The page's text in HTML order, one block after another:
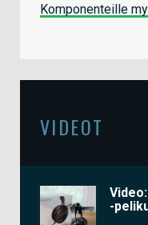
Komponenteille
VIDEOT
-